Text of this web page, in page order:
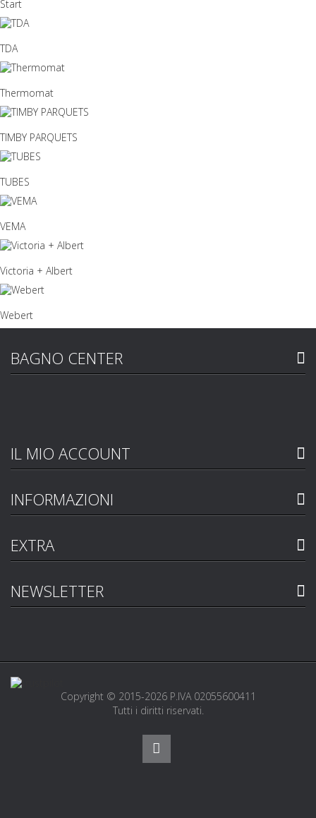
Start
TDA
Thermomat
TIMBY PARQUETS
TUBES
VEMA
Victoria + Albert
Webert
BAGNO CENTER
IL MIO ACCOUNT
INFORMAZIONI
EXTRA
NEWSLETTER
Copyright © 2015-2026 P.IVA 02055600411
Tutti i diritti riservati.